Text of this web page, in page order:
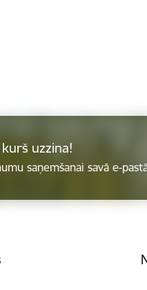
uzzina!
saņemšanai savā e-